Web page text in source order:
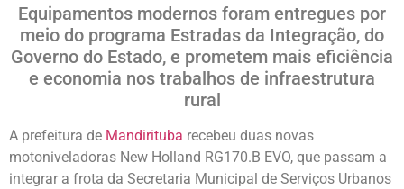
Equipamentos modernos foram entregues por
meio do programa Estradas da Integração, do
Governo do Estado, e prometem mais eficiência
e economia nos trabalhos de infraestrutura
rural
A prefeitura de Mandirituba recebeu duas novas
motoniveladoras New Holland RG170.B EVO, que passam a
integrar a frota da Secretaria Municipal de Serviços Urbanos